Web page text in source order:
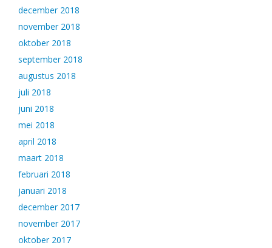
december 2018
november 2018
oktober 2018
september 2018
augustus 2018
juli 2018
juni 2018
mei 2018
april 2018
maart 2018
februari 2018
januari 2018
december 2017
november 2017
oktober 2017